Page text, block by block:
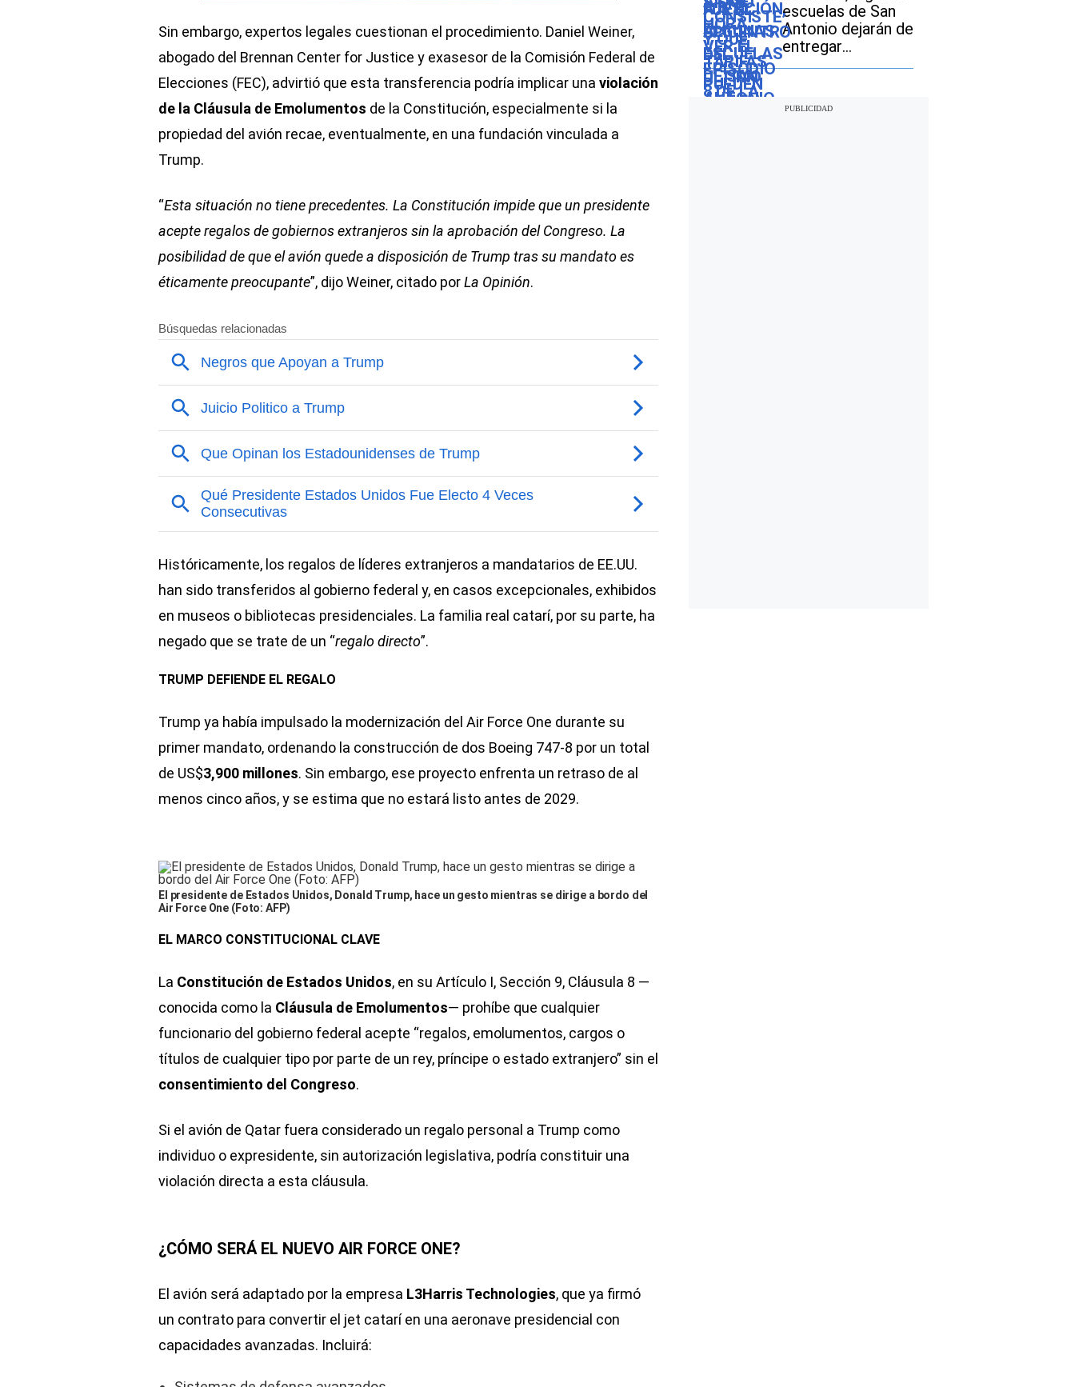
Sin embargo, expertos legales cuestionan el procedimiento. Daniel Weiner,
abogado del Brennan Center for Justice y exasesor de la Comisión Federal de
Elecciones (FEC), advirtió que esta transferencia podría implicar una violación
de la Cláusula de Emolumentos de la Constitución, especialmente si la
propiedad del avión recae, eventualmente, en una fundación vinculada a
Trump.
“Esta situación no tiene precedentes. La Constitución impide que un presidente
acepte regalos de gobiernos extranjeros sin la aprobación del Congreso. La
posibilidad de que el avión quede a disposición de Trump tras su mandato es
éticamente preocupante”, dijo Weiner, citado porLa Opinión.
Históricamente, los regalos de líderes extranjeros a mandatarios de EE.UU.
han sido transferidos al gobierno federal y, en casos excepcionales, exhibidos
en museos o bibliotecas presidenciales. La familia real catarí, por su parte, ha
negado que se trate de un “regalo directo”.
TRUMP DEFIENDE EL REGALO
Trump ya había impulsado la modernización del Air Force One durante su
primer mandato, ordenando la construcción de dos Boeing 747-8 por un total
de US$3,900 millones. Sin embargo, ese proyecto enfrenta un retraso de al
menos cinco años, y se estima que no estará listo antes de 2029.
El presidente de Estados Unidos, Donald Trump, hace un gesto mientras se dirige a bordo del
Air Force One (Foto: AFP)
EL MARCO CONSTITUCIONAL CLAVE
La Constitución de Estados Unidos, en su Artículo I, Sección 9, Cláusula 8 —
conocida como la Cláusula de Emolumentos— prohíbe que cualquier
funcionario del gobierno federal acepte “regalos, emolumentos, cargos o
títulos de cualquier tipo por parte de un rey, príncipe o estado extranjero” sin el
consentimiento del Congreso.
Si el avión de Qatar fuera considerado un regalo personal a Trump como
individuo o expresidente, sin autorización legislativa, podría constituir una
violación directa a esta cláusula.
¿CÓMO SERÁ EL NUEVO AIR FORCE ONE?
El avión será adaptado por la empresa L3Harris Technologies, que ya firmó
un contrato para convertir el jet catarí en una aeronave presidencial con
capacidades avanzadas. Incluirá:
escuelas de San
Antonio dejarán de
entregar
desayunos y
seguirá con este